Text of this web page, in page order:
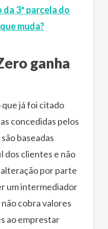
3ª parcela do
muda?
ganha
que já foi citado
concedidas pelos
baseadas
dos clientes e não
por parte
um intermediador
cobra valores
ao emprestar